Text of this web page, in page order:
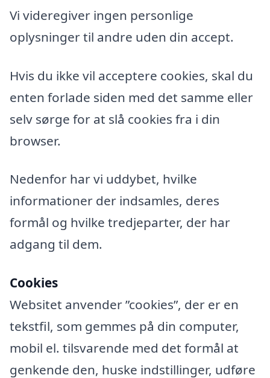
Vi videregiver ingen personlige
oplysninger til andre uden din accept.
Hvis du ikke vil acceptere cookies, skal du
enten forlade siden med det samme eller
selv sørge for at slå cookies fra i din
browser.
Nedenfor har vi uddybet, hvilke
informationer der indsamles, deres
formål og hvilke tredjeparter, der har
adgang til dem.
Cookies
Websitet anvender ”cookies”, der er en
tekstfil, som gemmes på din computer,
mobil el. tilsvarende med det formål at
genkende den, huske indstillinger, udføre